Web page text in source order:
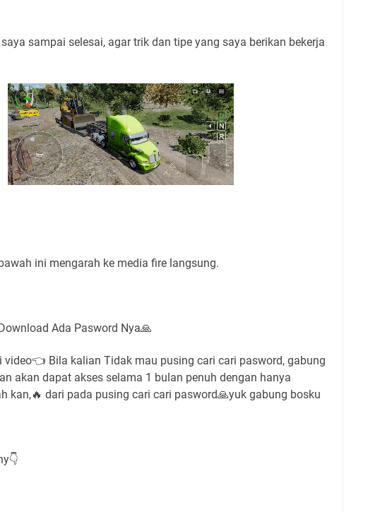
sampai selesai, agar trik dan tipe yang saya berikan bekerja
ini mengarah ke media fire langsung.
Ada Pasword Nya🙏
Bila kalian Tidak mau pusing cari cari pasword, gabung
akan dapat akses selama 1 bulan penuh dengan hanya
kan,🔥 dari pada pusing cari cari pasword🙏yuk gabung bosku